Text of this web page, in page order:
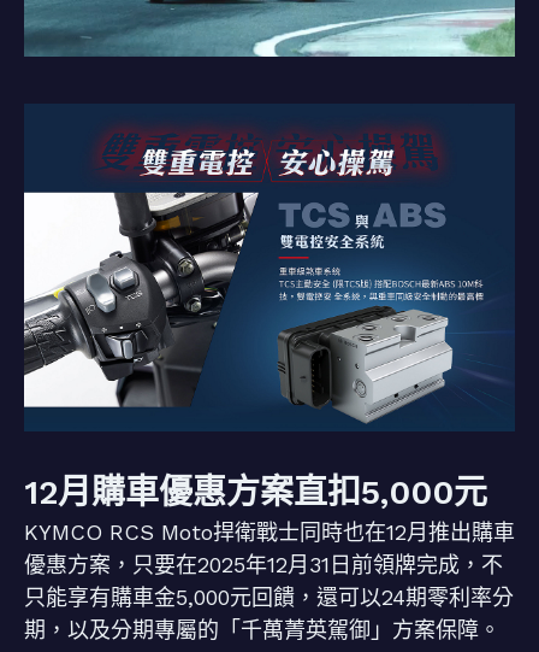
12月購車優惠方案直扣5,000元
KYMCO RCS Moto捍衛戰士同時也在12月推出購車
優惠方案，只要在2025年12月31日前領牌完成，不
只能享有購車金5,000元回饋，還可以24期零利率分
期，以及分期專屬的「千萬菁英駕御」方案保障。